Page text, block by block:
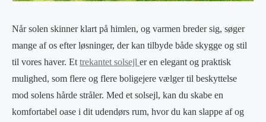
Når solen skinner klart på himlen, og varmen breder sig, søger
mange af os efter løsninger, der kan tilbyde både skygge og stil
til vores haver. Et trekantet solsejl er en elegant og praktisk
mulighed, som flere og flere boligejere vælger til beskyttelse
mod solens hårde stråler. Med et solsejl, kan du skabe en
komfortabel oase i dit udendørs rum, hvor du kan slappe af og